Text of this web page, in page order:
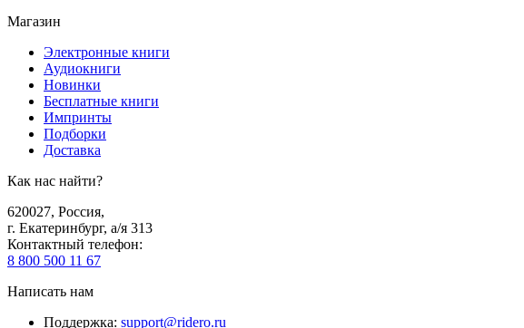
Магазин
Электронные книги
Аудиокниги
Новинки
Бесплатные книги
Импринты
Подборки
Доставка
Как нас найти?
620027, Россия,
г. Екатеринбург, а/я 313
Контактный телефон:
8 800 500 11 67
Написать нам
Поддержка: support@ridero.ru